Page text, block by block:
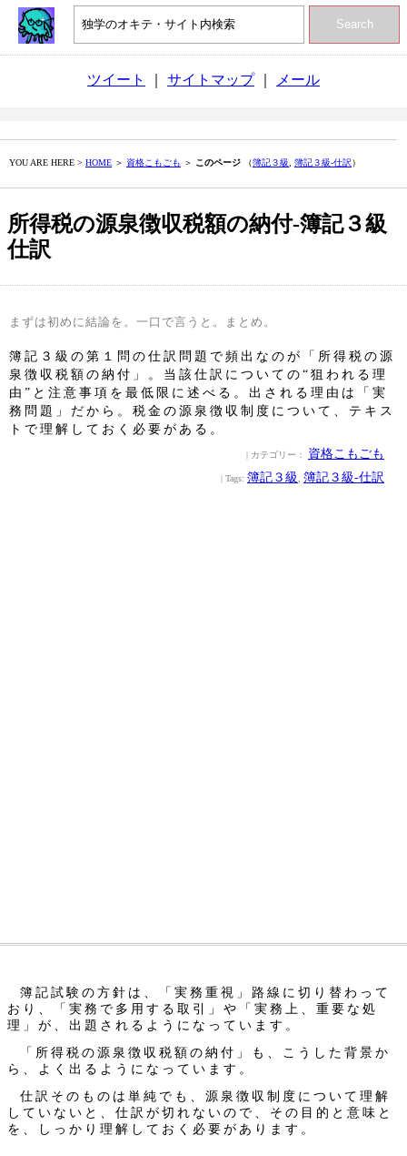
Search
ツイート サイトマップ｜ メール
YOU ARE HERE > HOME ＞ 資格こもごも ＞ このページ （簿記３級 簿記３級‐仕訳）
所得税の源泉徴収税額の納付‐簿記３級
仕訳
まずは初めに結論を。一口で言うと。まとめ。
簿記３級の第１問の仕訳問題で頻出なのが「所得税の源
泉徴収税額の納付」。当該仕訳についての“狙われる理
由”と注意事項を最低限に述べる。出される理由は「実
務問題」だから。税金の源泉徴収制度について、テキス
トで理解しておく必要がある。
| カテゴリー： 資格こもごも
| Tags: 簿記３級 簿記３級‐仕訳
簿記試験の方針は、「実務重視」路線に切り替わって
おり、「実務で多用する取引」や「実務上、重要な処
理」が、出題されるようになっています。
「所得税の源泉徴収税額の納付」も、こうした背景か
ら、よく出るようになっています。
仕訳そのものは単純でも、源泉徴収制度について理解
していないと、仕訳が切れないので、その目的と意味と
を、しっかり理解しておく必要があります。